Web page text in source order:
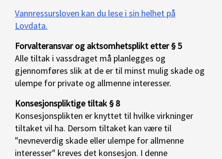
Vannressursloven kan du lese i sin helhet på
Lovdata.
Forvalteransvar og aktsomhetsplikt etter § 5
Alle tiltak i vassdraget må planlegges og
gjennomføres slik at de er til minst mulig skade og
ulempe for private og allmenne interesser.
Konsesjonspliktige tiltak § 8
Konsesjonsplikten er knyttet til hvilke virkninger
tiltaket vil ha. Dersom tiltaket kan være til
"nevneverdig skade eller ulempe for allmenne
interesser" kreves det konsesjon. I denne